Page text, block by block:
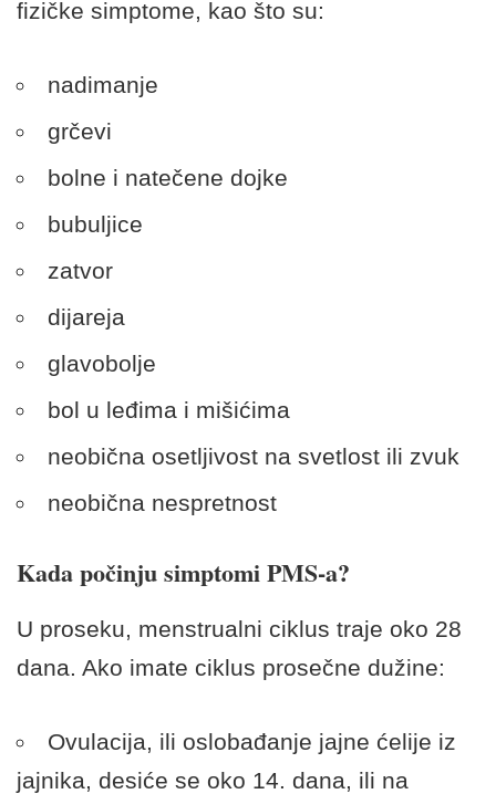
fizičke simptome, kao što su:
nadimanje
grčevi
bolne i natečene dojke
bubuljice
zatvor
dijareja
glavobolje
bol u leđima i mišićima
neobična osetljivost na svetlost ili zvuk
neobična nespretnost
Kada počinju simptomi PMS-a?
U proseku, menstrualni ciklus traje oko 28
dana. Ako imate ciklus prosečne dužine:
Ovulacija, ili oslobađanje jajne ćelije iz
jajnika, desiće se oko 14. dana, ili na